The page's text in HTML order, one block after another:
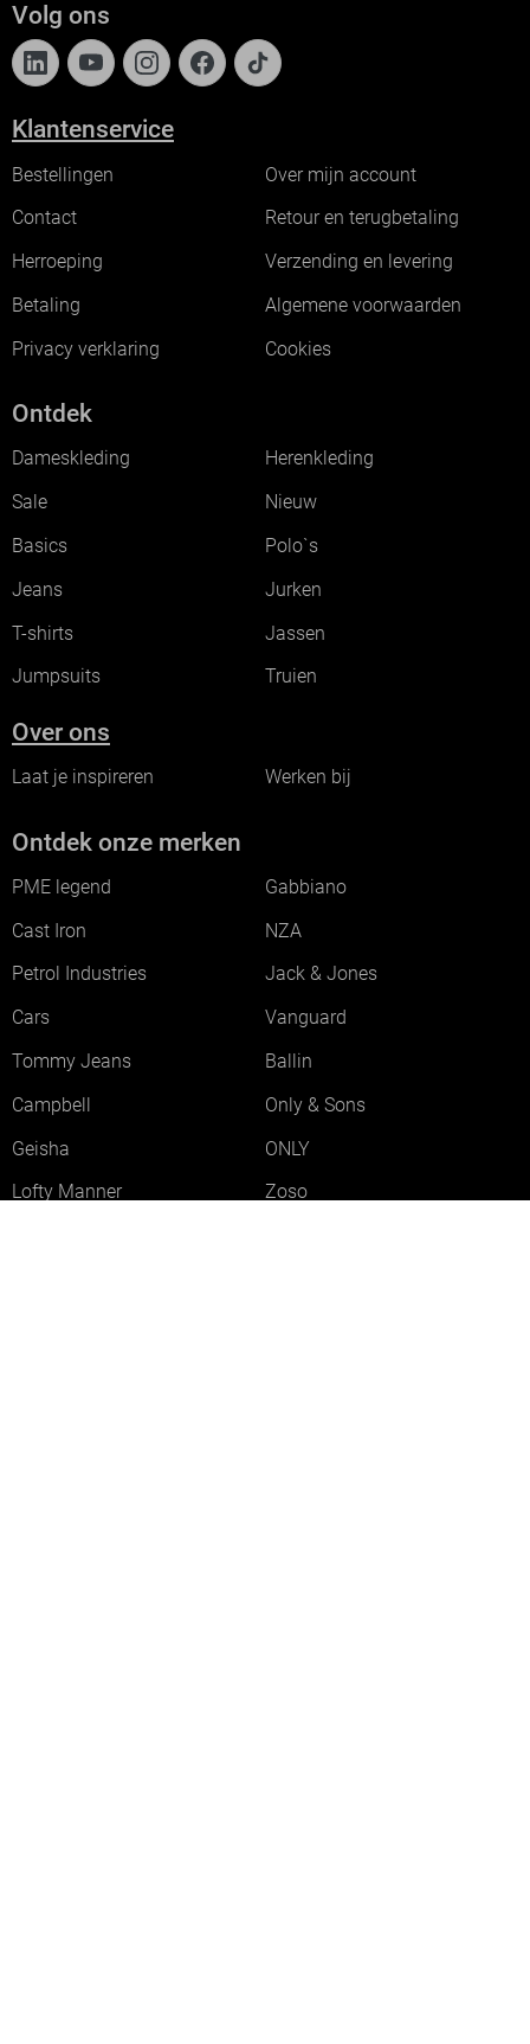
Volg ons
Klantenservice
Bestellingen
Over mijn account
Contact
Retour en terugbetaling
Herroeping
Verzending en levering
Betaling
Algemene voorwaarden
Privacy verklaring
Cookies
Ontdek
Dameskleding
Herenkleding
Sale
Nieuw
Basics
Polo`s
Jeans
Jurken
T-shirts
Jassen
Jumpsuits
Truien
Over ons
Laat je inspireren Werken bij
Ontdek onze merken
PME legend
Gabbiano
Cast Iron
NZA
Petrol Industries
Jack & Jones
Cars
Vanguard
Tommy Jeans
Ballin
Campbell
Only & Sons
Geisha
ONLY
Lofty Manner
Zoso